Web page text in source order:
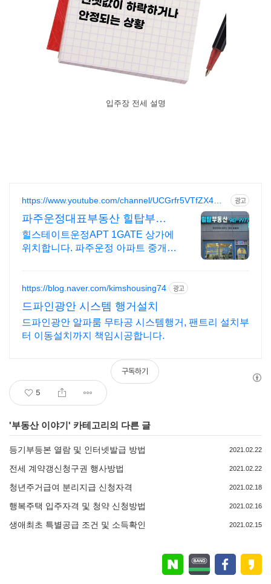
입주장 전세 설명
https://www.youtube.com/channel/UCGrfr5VTfZX4Cej
광고
파주운정대표부동산 힐탑부동
산
힐스테이트운정APT 1GATE 상가에
위치합니다. 파주운정 아파트 중개부
https://blog.naver.com/kimshousing74 광고
드파인광안 시스템 행거설치
드파인광안 알파룸 무타공 시스템행거, 팬트리 설치부
터 이동설치까지 책임시공합니다.
5
구독하기
'부동산 이야기' 카테고리의 다른 글
등기부등본 열람 및 인터넷발급 방법 2021.02.22
전세 계약갱신청구권 행사방법 2021.02.22
청년주거급여 분리지급 신청자격 2021.02.18
행복주택 입주자격 및 청약 신청방법 2021.02.16
생애최초 특별공급 조건 및 소득확인 2021.02.15